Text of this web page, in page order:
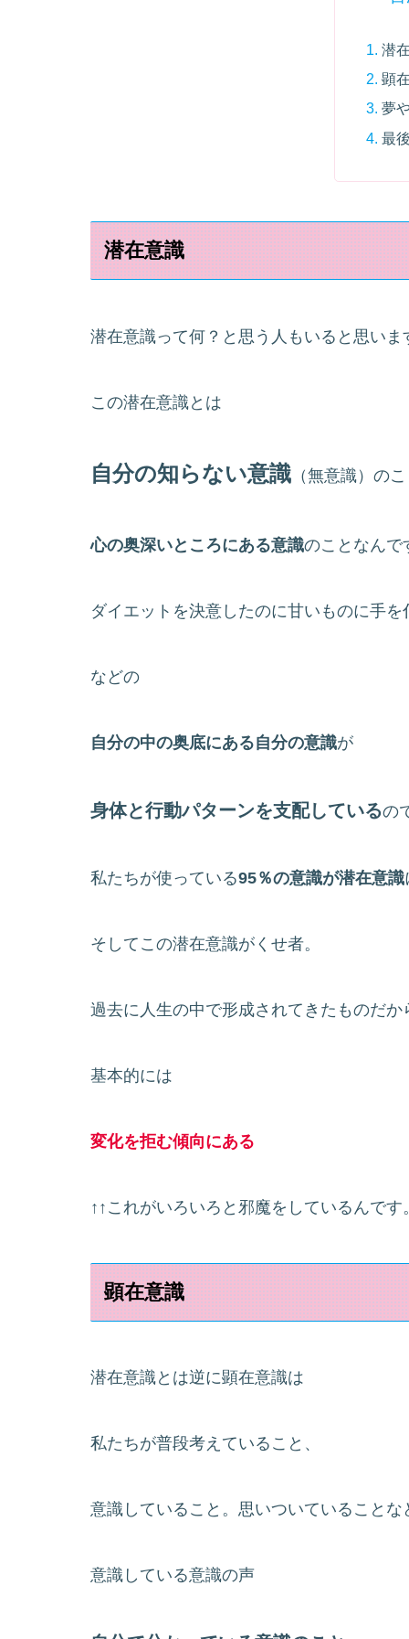
潜
顕
夢
最
潜在意識
潜在意識って何？と思う人もいると思いま
この潜在意識とは
自分の知らない意識 （無意識）の
心の奥深いところにある意識のことなんで
ダイエットを決意したのに甘いものに手を
などの
自分の中の奥底にある自分の意識が
身体と行動パターンを支配しているの
私たちが使っている95％の意識が潜在意識
そしてこの潜在意識がくせ者。
過去に人生の中で形成されてきたものだか
基本的には
変化を拒む傾向にある
↑↑これがいろいろと邪魔をしているんです
顕在意識
潜在意識とは逆に顕在意識は
私たちが普段考えていること、
意識していること。思いついていることな
意識している意識の声